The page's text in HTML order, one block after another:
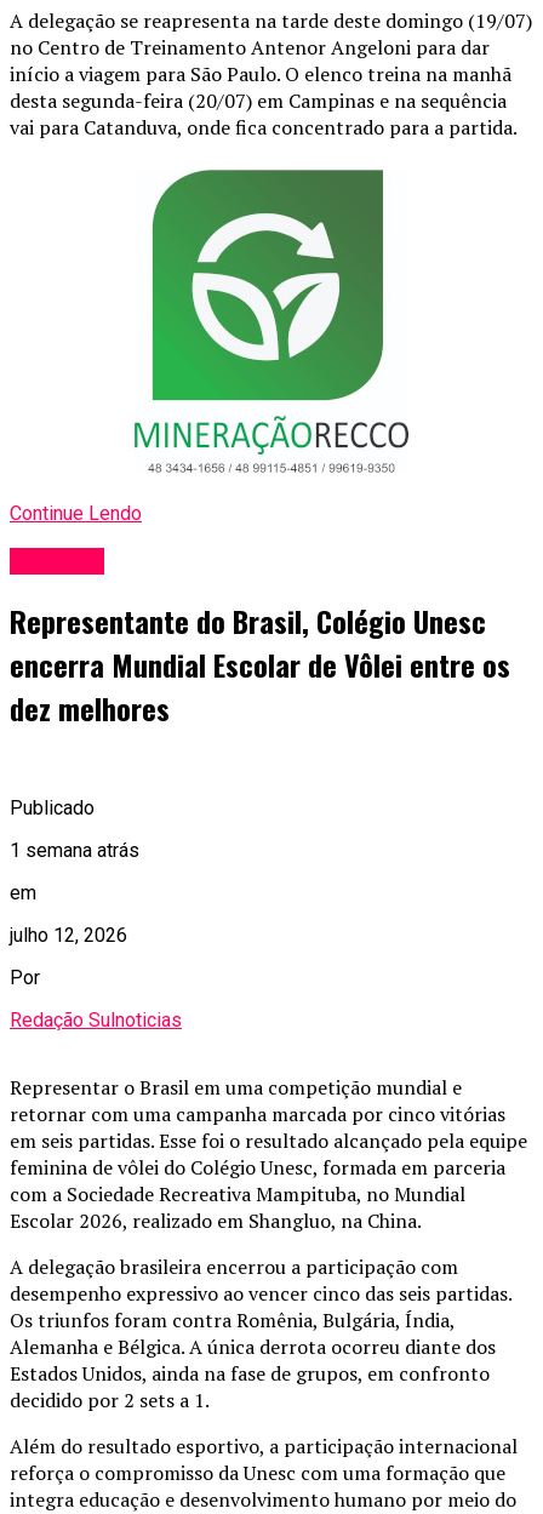
A delegação se reapresenta na tarde deste domingo (19/07)
no Centro de Treinamento Antenor Angeloni para dar
início a viagem para São Paulo. O elenco treina na manhã
desta segunda-feira (20/07) em Campinas e na sequência
vai para Catanduva, onde fica concentrado para a partida.
Continue Lendo
Representante do Brasil, Colégio Unesc
encerra Mundial Escolar de Vôlei entre os
dez melhores
Publicado
1 semana atrás
em
julho 12, 2026
Por
Redação Sulnoticias
Representar o Brasil em uma competição mundial e
retornar com uma campanha marcada por cinco vitórias
em seis partidas. Esse foi o resultado alcançado pela equipe
feminina de vôlei do Colégio Unesc, formada em parceria
com a Sociedade Recreativa Mampituba, no Mundial
Escolar 2026, realizado em Shangluo, na China.
A delegação brasileira encerrou a participação com
desempenho expressivo ao vencer cinco das seis partidas.
Os triunfos foram contra Romênia, Bulgária, Índia,
Alemanha e Bélgica. A única derrota ocorreu diante dos
Estados Unidos, ainda na fase de grupos, em confronto
decidido por 2 sets a 1.
Além do resultado esportivo, a participação internacional
reforça o compromisso da Unesc com uma formação que
integra educação e desenvolvimento humano por meio do